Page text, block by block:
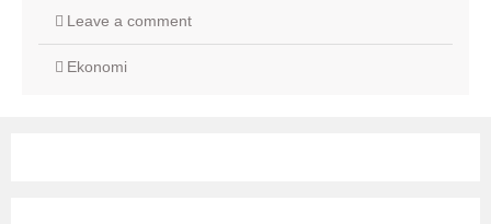
Leave a comment
Ekonomi